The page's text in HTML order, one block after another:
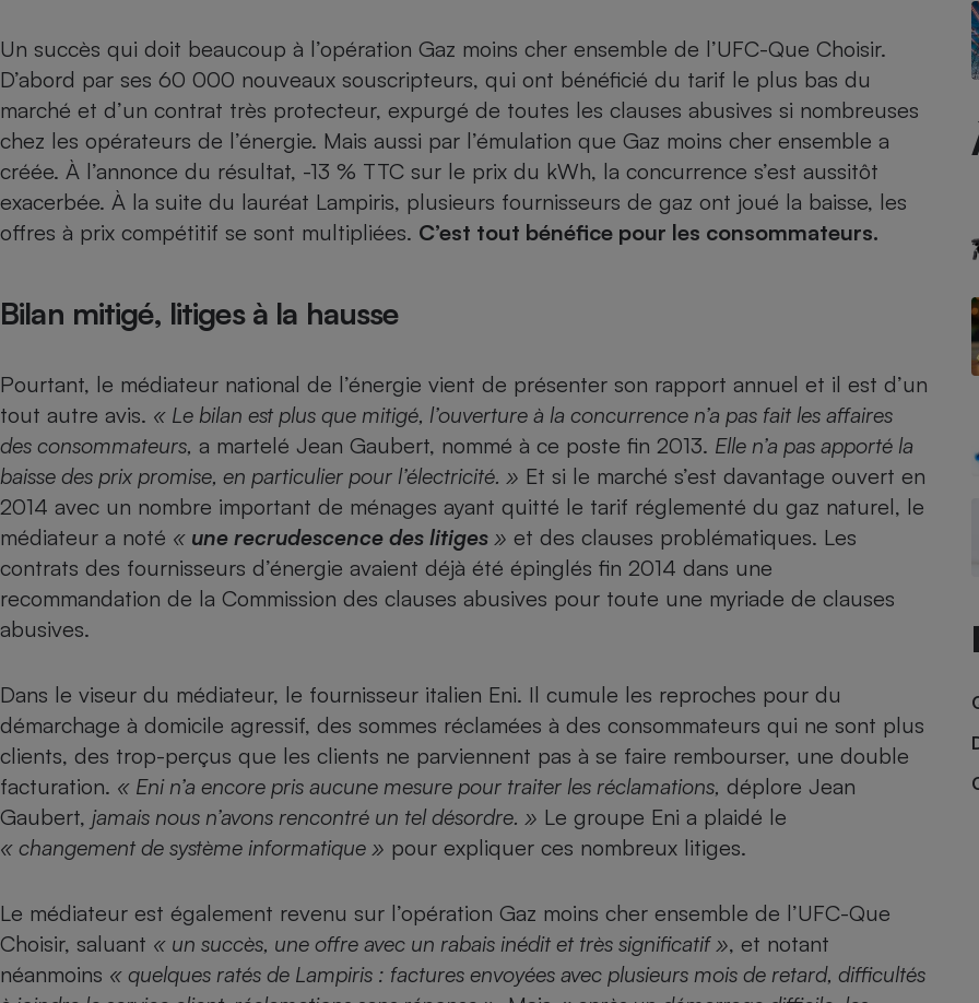
Un succès qui doit beaucoup à l’opération Gaz moins cher ensemble de l’UFC-Que Choisir.
D’abord par ses 60 000 nouveaux souscripteurs, qui ont bénéficié du tarif le plus bas du
marché et d’un contrat très protecteur, expurgé de toutes les clauses abusives si nombreuses
chez les opérateurs de l’énergie. Mais aussi par l’émulation que Gaz moins cher ensemble a
créée. À l’annonce du résultat, -13 % TTC sur le prix du kWh, la concurrence s’est aussitôt
exacerbée. À la suite du lauréat Lampiris, plusieurs fournisseurs de gaz ont joué la baisse, les
offres à prix compétitif se sont multipliées. C’est tout bénéfice pour les consommateurs.
Bilan mitigé, litiges à la hausse
Pourtant, le médiateur national de l’énergie vient de présenter son rapport annuel et il est d’un
tout autre avis. « Le bilan est plus que mitigé, l’ouverture à la concurrence n’a pas fait les affaires
des consommateurs, a martelé Jean Gaubert, nommé à ce poste fin 2013. Elle n’a pas apporté la
baisse des prix promise, en particulier pour l’électricité. » Et si le marché s’est davantage ouvert en
2014 avec un nombre important de ménages ayant quitté le tarif réglementé du gaz naturel, le
médiateur a noté « une recrudescence des litiges » et des clauses problématiques. Les
contrats des fournisseurs d’énergie avaient déjà été épinglés fin 2014 dans une
recommandation de la Commission des clauses abusives pour toute une myriade de clauses
abusives.
Dans le viseur du médiateur, le fournisseur italien Eni. Il cumule les reproches pour du
démarchage à domicile agressif, des sommes réclamées à des consommateurs qui ne sont plus
clients, des trop-perçus que les clients ne parviennent pas à se faire rembourser, une double
facturation. « Eni n’a encore pris aucune mesure pour traiter les réclamations, déplore Jean
Gaubert, jamais nous n’avons rencontré un tel désordre. » Le groupe Eni a plaidé le
« changement de système informatique » pour expliquer ces nombreux litiges.
Le médiateur est également revenu sur l’opération Gaz moins cher ensemble de l’UFC-Que
Choisir, saluant « un succès, une offre avec un rabais inédit et très significatif », et notant
néanmoins « quelques ratés de Lampiris : factures envoyées avec plusieurs mois de retard, difficultés
Complément
alimentaire
Foie gras
Assurance emprunteur Assurance vie
Gros électroménager
Petit électroménager - Ustensile
Lave-linge Lave-vaisselle
Internet
Téléphonie
Téléviseur
Téléphone mobile -
Smartphone
Appareil photo
numérique
Antivirus
Radiateur électrique Électricité - Gaz
Ventilateur
Mutuelle Aide auditive
Antimoustique Crème solaire